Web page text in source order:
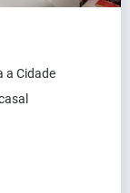
a Cidade